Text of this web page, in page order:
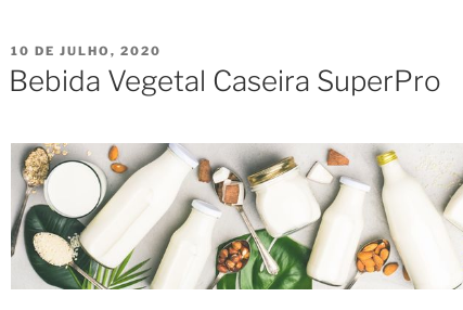
PUBLICADO
EM
10 DE JULHO, 2020
Bebida Vegetal Caseira SuperPro